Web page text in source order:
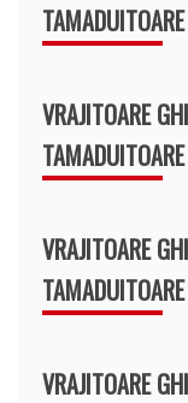
VRAJITOARE
VRAJITOARE
VRAJITOARE